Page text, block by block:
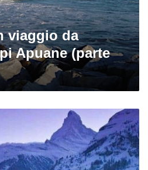
viaggio da
Apuane (parte